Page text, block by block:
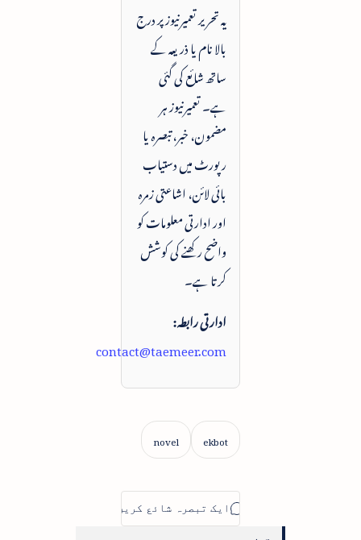
یہ تحریر تعمیرنیوز پر درج
بالا نام یا ذریعہ کے
ساتھ شائع کی گئی
ہے۔ تعمیرنیوز ہر
مضمون، خبر، تبصرہ یا
رپورٹ میں دستیاب
بائی لائن، اشاعتی زمرہ
اور ادارتی معلومات کو
واضح رکھنے کی کوشش
کرتا ہے۔
ادارتی رابطہ:
contact@taemeer.com